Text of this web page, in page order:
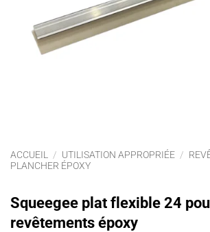
ACCUEIL / UTILISATION APPROPRIÉE /
PLANCHER ÉPOXY
Squeegee plat flexible 24
revêtements époxy